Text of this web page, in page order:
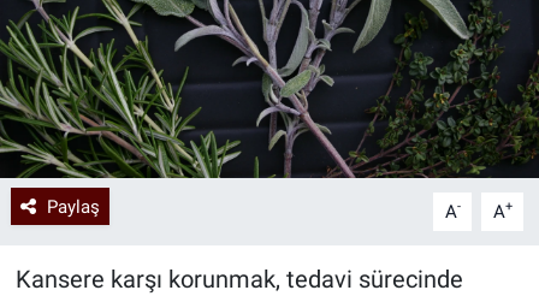
Paylaş A- A+
Kansere karşı korunmak, tedavi sürecinde